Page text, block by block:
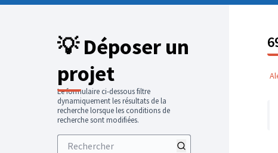
💡 Déposer un
projet
Le formulaire ci-dessous filtre
dynamiquement les résultats de la
recherche lorsque les conditions de
recherche sont modifiées.